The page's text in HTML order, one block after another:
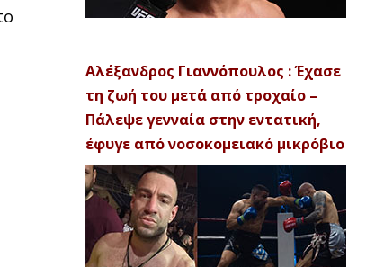
Αλέξανδρος Γιαννόπουλος : Έχασε
τη ζωή του μετά από τροχαίο –
Πάλεψε γενναία στην εντατική,
έφυγε από νοσοκομειακό μικρόβιο